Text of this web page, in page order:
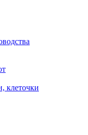
клеточки